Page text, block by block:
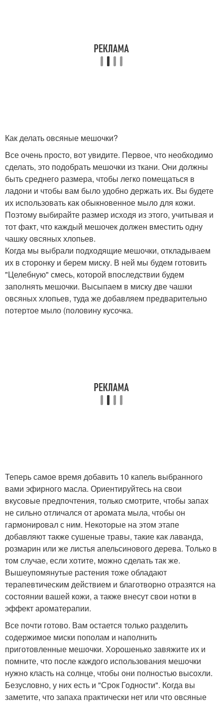
Как делать овсяные мешочки?
Все очень просто, вот увидите. Первое, что необходимо
сделать, это подобрать мешочки из ткани. Они должны
быть среднего размера, чтобы легко помещаться в
ладони и чтобы вам было удобно держать их. Вы будете
их использовать как обыкновенное мыло для кожи.
Поэтому выбирайте размер исходя из этого, учитывая и
тот факт, что каждый мешочек должен вместить одну
чашку овсяных хлопьев.
Когда мы выбрали подходящие мешочки, откладываем
их в сторонку и берем миску. В ней мы будем готовить
"Целебную" смесь, которой впоследствии будем
заполнять мешочки. Высыпаем в миску две чашки
овсяных хлопьев, туда же добавляем предварительно
потертое мыло (половину кусочка.
Теперь самое время добавить 10 капель выбранного
вами эфирного масла. Ориентируйтесь на свои
вкусовые предпочтения, только смотрите, чтобы запах
не сильно отличался от аромата мыла, чтобы он
гармонировал с ним. Некоторые на этом этапе
добавляют также сушеные травы, такие как лаванда,
розмарин или же листья апельсинового дерева. Только в
том случае, если хотите, можно сделать так же.
Вышеупомянутые растения тоже обладают
терапевтическим действием и благотворно отразятся на
состоянии вашей кожи, а также внесут свои нотки в
эффект ароматерапии.
Все почти готово. Вам остается только разделить
содержимое миски пополам и наполнить
приготовленные мешочки. Хорошенько завяжите их и
помните, что после каждого использования мешочки
нужно класть на солнце, чтобы они полностью высохли.
Безусловно, у них есть и "Срок Годности". Когда вы
заметите, что запаха практически нет или что овсяные